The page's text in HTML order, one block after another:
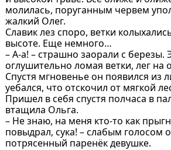
молилась, поруганным червем
жалкий Олег.
Славик лез споро, ветки
высоте. Еще немного…
– А-а! – страшно заорали с березы.
оглушительно ломая ветки, лег на
Спустя мгновенье он появился из
уебался, что отскочил от мягкой
Пришел в себя спустя полчаса в
втащила Ольга.
– Не знаю, на меня кто-то как
повыдрал, сука! – слабым голосом
потрясенный паренёк девушке.